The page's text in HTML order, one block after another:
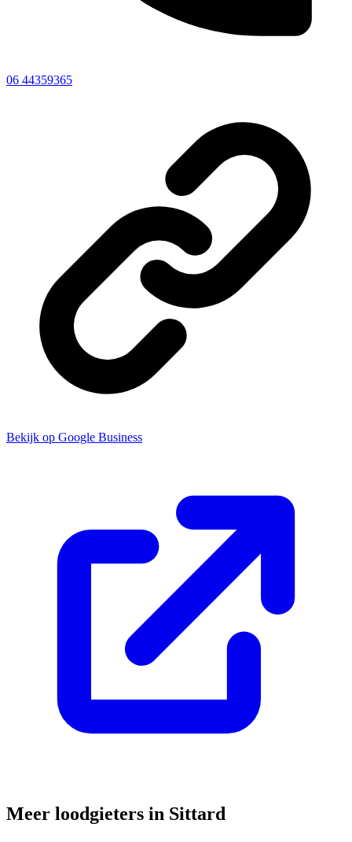
06 44359365
Bekijk op Google Business
Meer loodgieters in Sittard